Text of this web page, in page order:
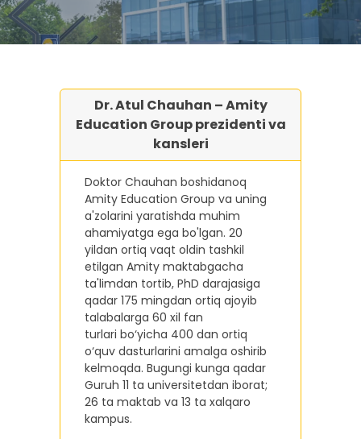
Dr. Atul Chauhan – Amity
Education Group prezidenti va
kansleri
Doktor Chauhan boshidanoq
Amity Education Group va uning
a'zolarini yaratishda muhim
ahamiyatga ega bo'lgan. 20
yildan ortiq vaqt oldin tashkil
etilgan Amity maktabgacha
ta'limdan tortib, PhD darajasiga
qadar 175 mingdan ortiq ajoyib
talabalarga 60 xil fan
turlari bo‘yicha 400 dan ortiq
o‘quv dasturlarini amalga oshirib
kelmoqda. Bugungi kunga qadar
Guruh 11 ta universitetdan iborat;
26 ta maktab va 13 ta xalqaro
kampus.